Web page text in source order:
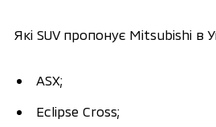
Які SUV пропонує Mitsubishi в
ASX;
Eclipse Cross;